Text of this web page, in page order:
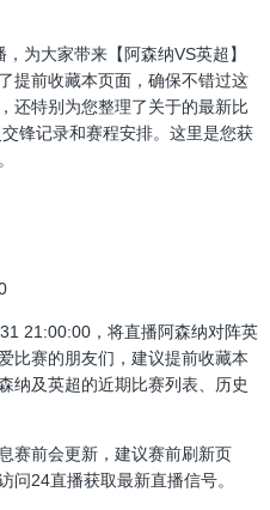
为大家带来【阿森纳VS英超】
提前收藏本页面，确保不错过这
还特别为您整理了关于的最新比
锋记录和赛程安排。这里是您获
21:00:00，将直播阿森纳对阵英
比赛的朋友们，建议提前收藏本
纳及英超的近期比赛列表、历史
赛前会更新，建议赛前刷新页
问24直播获取最新直播信号。